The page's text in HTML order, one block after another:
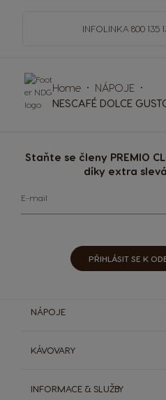
INFOLINKA 800 135
Staňte se členy PREMIO
díky extra
E-mail
PŘIHLÁSIT SE K
Home
NÁPOJE
NESCAFÉ DOLCE
NÁPOJE
Lungo & grande
Čokoládové nápoje
KÁVOVARY
Genio S Plus
INFORMACE & SLUŽBY